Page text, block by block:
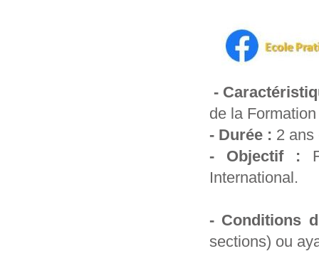
-
de ‎la
- Durée : 2 ans
- Objectif :
‎International.
- Conditions
‎sections) ou